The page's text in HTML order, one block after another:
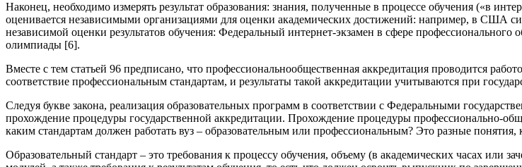
Наконец, необходимо измерять результат образования: знания, полученные в процессе обучения («в
оценивается независимыми организациями для оценки академических достижений: например, в США
независимой оценки результатов обучения: Федеральный интернет-экзамен в сфере
олимпиады [6].
Вместе с тем статьей 96 предписано, что профессионально­общественная аккредитация проводится
соответствие профессиональным стандартам, и результаты такой аккредитации учитываются при
Следуя букве закона, реализация образовательных программ в соответствии с Федеральными
прохождение процедуры государственной аккредитации. Прохождение процедуры профессионально­-
каким стандартам должен работать вуз – образовательным или профессиональным? Это разные
Образовательный стандарт – это требования к процессу обучения, объему (в академических часах или